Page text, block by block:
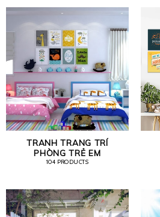
TRANH TRANG TRÍ
PHÒNG TRẺ EM
104 PRODUCTS